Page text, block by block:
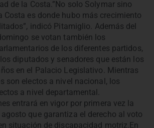
de la Costa.”No solo Solymar sino
Costa es donde hubo más crecimiento
indicó Pitamiglio. Además del
se votan también los
de los diferentes partidos,
diputados y senadores que están los
en el Palacio Legislativo. Mientras
son electos a nivel nacional, los
a nivel departamental.
entrará en vigor por primera vez la
que garantiza el derecho al voto
situación de discapacidad motriz.En